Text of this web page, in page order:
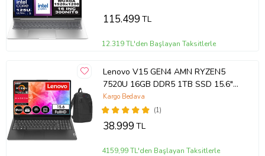
Boyutlar:35.4 x 25.1 x 2.24 ~ 2.67 cm
Ağırlık:2.20 Kg
Renk:Mecha Gray
kcm2236585
Zetta Çanta
115.499TL
12.319 TL'den Başlayan Taksitlerle
Lenovo V15 GEN4 AMN RYZEN5
7520U 16GB DDR5 1TB SSD 15.6"
Dos FHD Dizüstü Bilgisayar
882YU00QYTX03+ZettaÇanta
(1)
Kargo Bedava
38.999TL
4159,99 TL'den Başlayan Taksitlerle